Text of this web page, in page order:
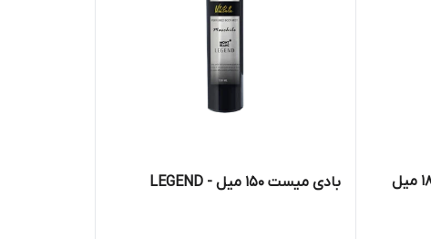
بادی میست ۱۵۰ میل - LEGEND